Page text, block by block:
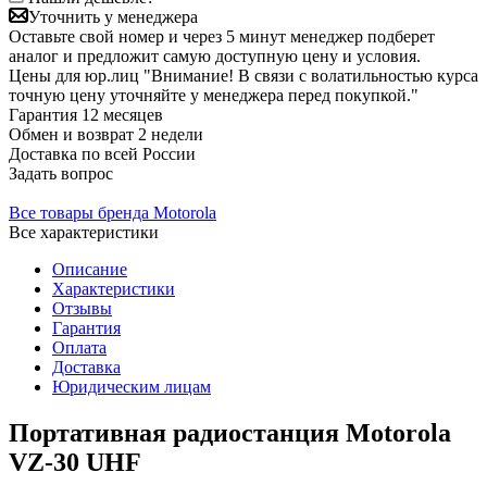
Уточнить у менеджера
Оставьте свой номер и через 5 минут менеджер подберет
аналог и предложит самую доступную цену и условия.
Цены для юр.лиц "Внимание! В связи с волатильностью курса
точную цену уточняйте у менеджера перед покупкой."
Гарантия 12 месяцев
Обмен и возврат 2 недели
Доставка по всей России
Задать вопрос
Все товары бренда Motorola
Все характеристики
Описание
Характеристики
Отзывы
Гарантия
Оплата
Доставка
Юридическим лицам
Портативная радиостанция Motorola
VZ-30 UHF